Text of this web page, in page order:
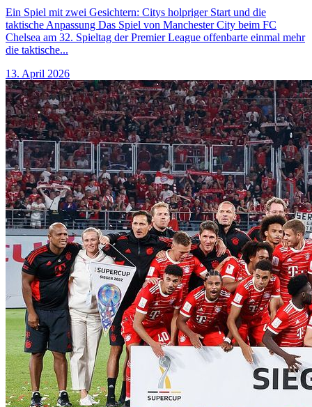
Ein Spiel mit zwei Gesichtern: Citys holpriger Start und die
taktische Anpassung Das Spiel von Manchester City beim FC
Chelsea am 32. Spieltag der Premier League offenbarte einmal mehr
die taktische...
13. April 2026